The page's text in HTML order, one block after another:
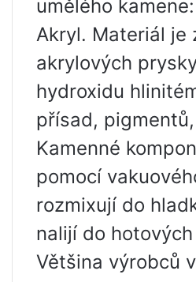
umělého kamene:
Akryl. Materiál je
akrylových
hydroxidu
přísad,
Kamenné
pomocí
rozmixují do
nalijí do
Většina výrobců